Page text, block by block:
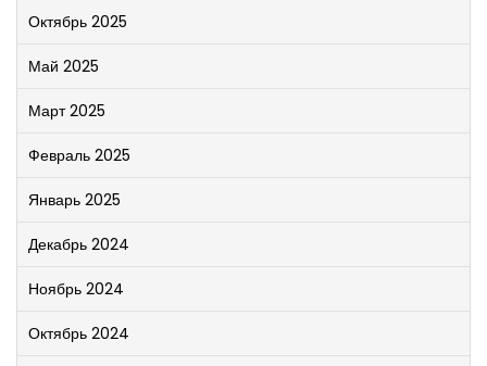
Октябрь 2025
Май 2025
Март 2025
Февраль 2025
Январь 2025
Декабрь 2024
Ноябрь 2024
Октябрь 2024